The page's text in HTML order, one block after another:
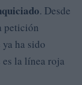
. Desde
petición
ha sido
la línea roja